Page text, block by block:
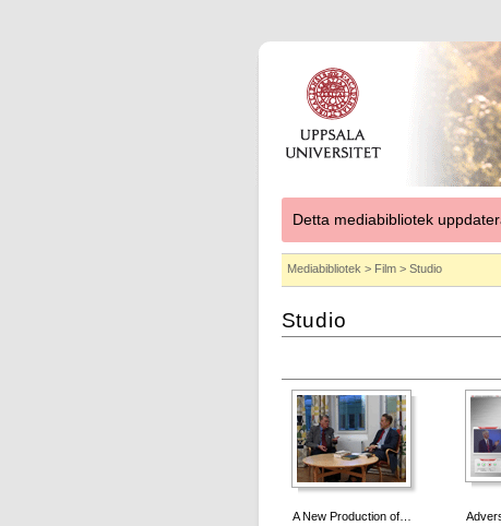
Detta mediabibliotek
Mediabibliotek > Film> Studio
Studio
A New Production of…